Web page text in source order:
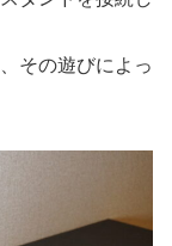
その遊びによっ